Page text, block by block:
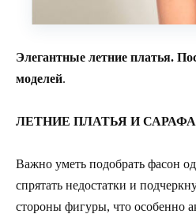
Элегантные летние платья.
моделей.
ЛЕТНИЕ ПЛАТЬЯ И
Важно уметь подобрать фасон
спрятать недостатки и
стороны фигуры, что особенно